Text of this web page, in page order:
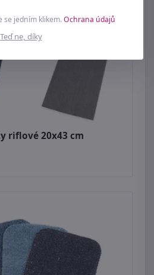
riflové 20x43 cm
se jedním klikem.Ochrana údajů
Teď ne, díky